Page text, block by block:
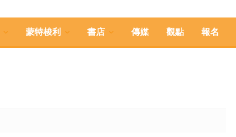
蒙特梭利 書店 傳媒 觀點 報名